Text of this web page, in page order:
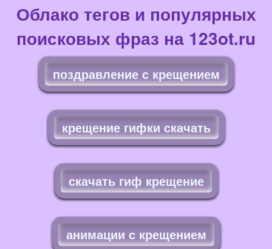
Облако тегов и популярных
поисковых фраз на 123ot.ru
поздравление с крещением
крещение гифки скачать
скачать гиф крещение
анимации с крещением